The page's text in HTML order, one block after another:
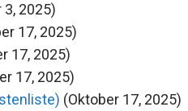
2025)
17, 2025)
17, 2025)
17, 2025)
(Oktober 17, 2025)